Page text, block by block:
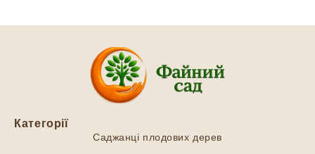
Категорії
Саджанці плодових дерев